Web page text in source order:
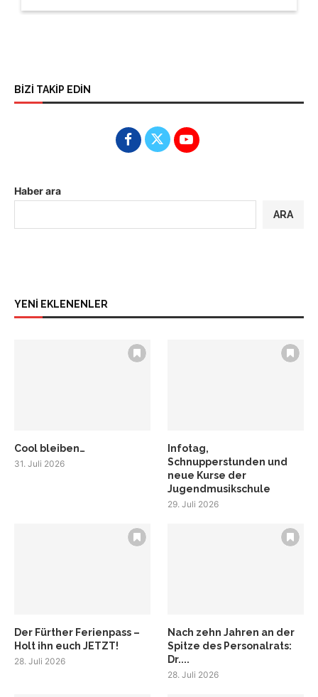
BİZİ TAKİP EDİN
Haber ara
ARA
YENİ EKLENENLER
Cool bleiben…
31. Juli 2026
Infotag,
Schnupperstunden und
neue Kurse der
Jugendmusikschule
29. Juli 2026
Der Fürther Ferienpass –
Holt ihn euch JETZT!
28. Juli 2026
Nach zehn Jahren an der
Spitze des Personalrats:
Dr....
28. Juli 2026